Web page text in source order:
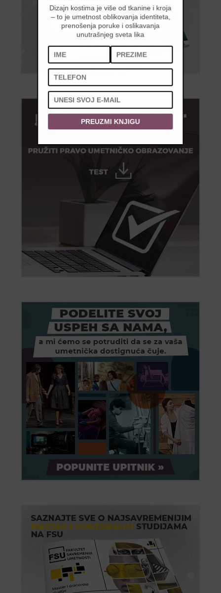
Dizajn kostima je više od tkanine i kroja
– to je umetnost oblikovanja identiteta,
prenošenja poruke i oslikavanja
unutrašnjeg sveta lika
PREUZMI KNJIGU